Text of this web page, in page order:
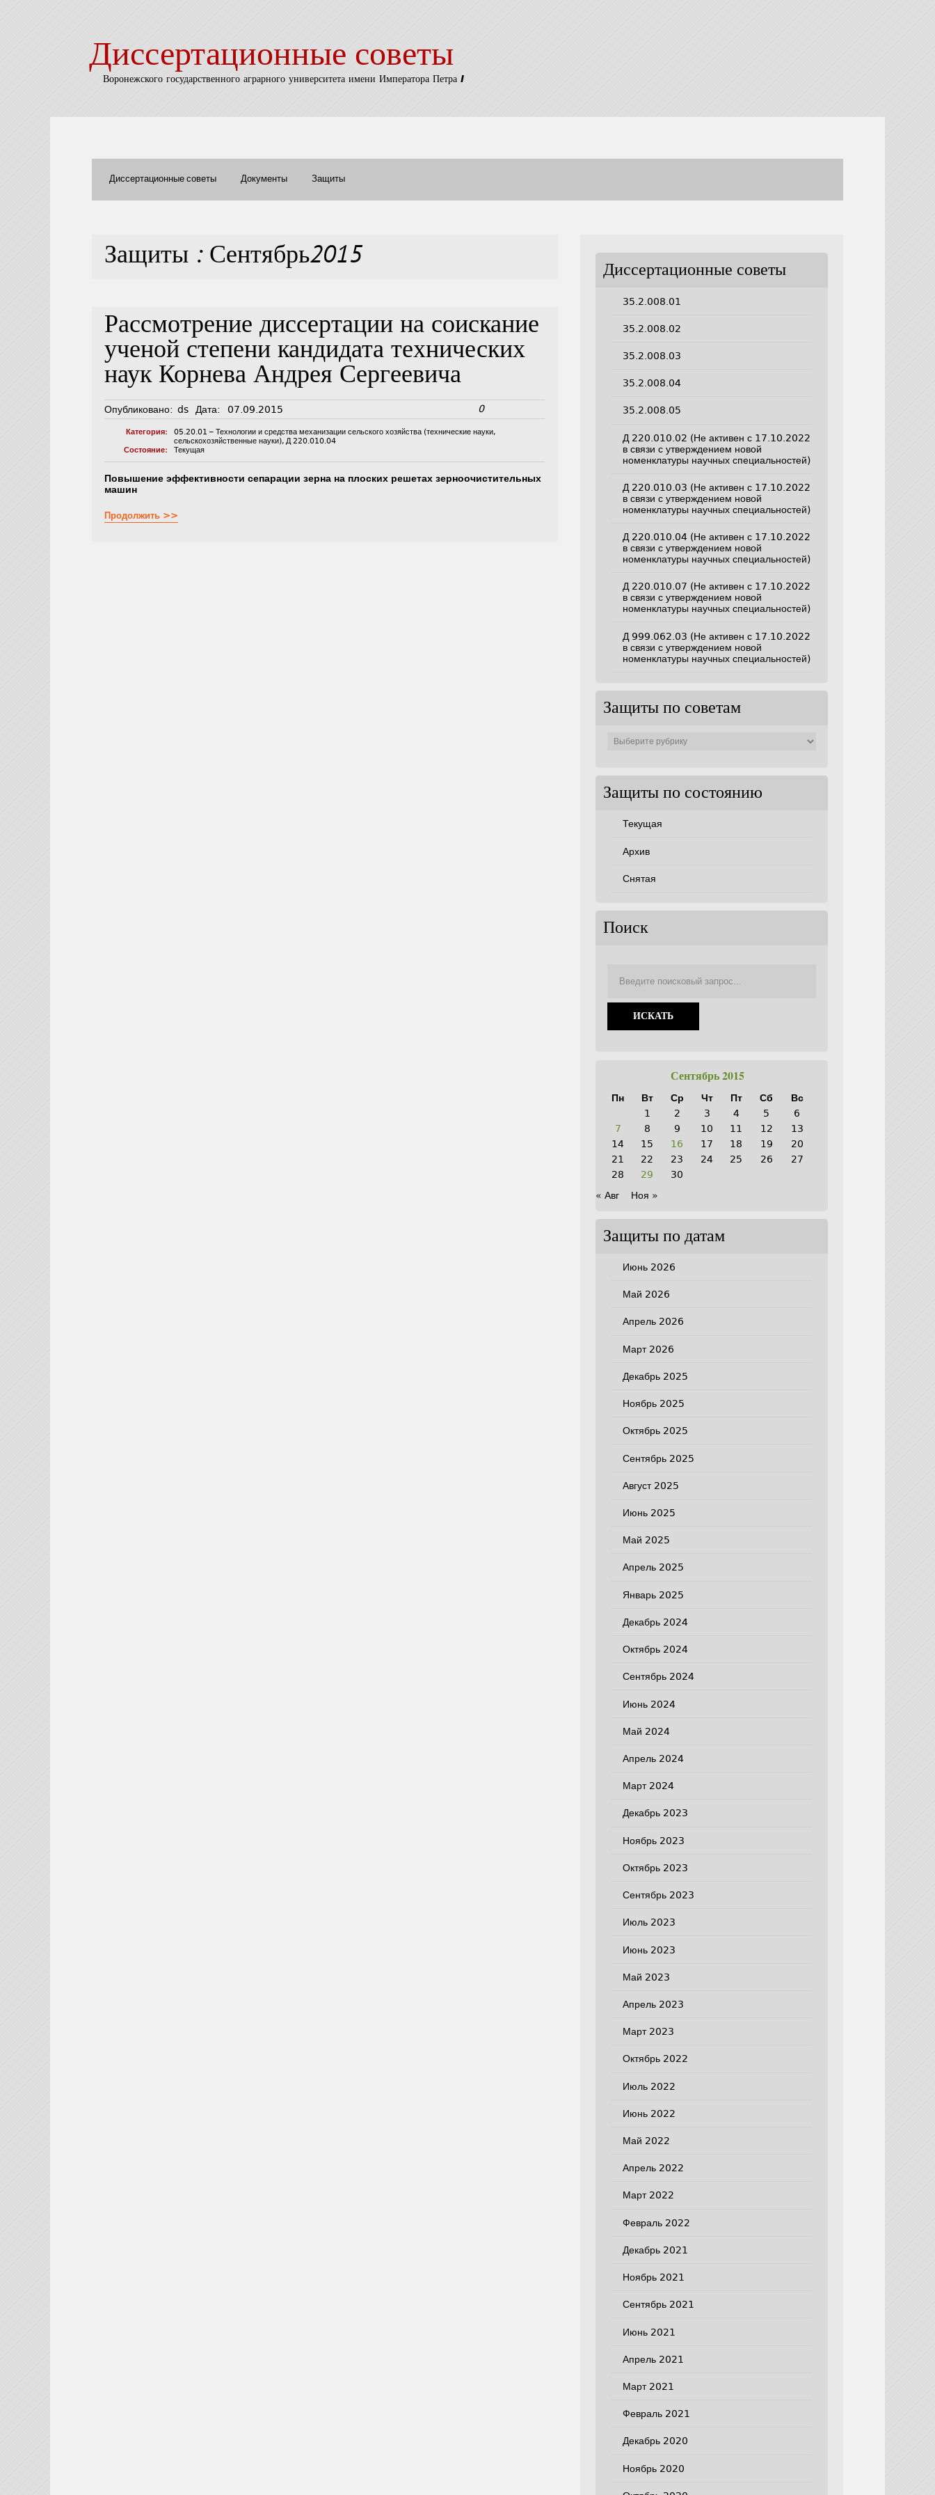
Диссертационные советы
Воронежского государственного аграрного университета имени Императора Петра I
Диссертационные советы Документы Защиты
Защиты : Сентябрь2015
Рассмотрение диссертации на соискание
ученой степени кандидата технических
наук Корнева Андрея Сергеевича
Опубликовано: ds Дата: 07.09.2015 0
Категория:
05.20.01 – Технологии и средства механизации сельского хозяйства (технические науки,
сельскохозяйственные науки),Д 220.010.04
Состояние:
Текущая
Повышение эффективности сепарации зерна на плоских решетах зерноочистительных
машин
Продолжить >>
Диссертационные советы
35.2.008.01
35.2.008.02
35.2.008.03
35.2.008.04
35.2.008.05
Д 220.010.02 (Не активен с 17.10.2022
в связи с утверждением новой
номенклатуры научных специальностей)
Д 220.010.03 (Не активен с 17.10.2022
в связи с утверждением новой
номенклатуры научных специальностей)
Д 220.010.04 (Не активен с 17.10.2022
в связи с утверждением новой
номенклатуры научных специальностей)
Д 220.010.07 (Не активен с 17.10.2022
в связи с утверждением новой
номенклатуры научных специальностей)
Д 999.062.03 (Не активен с 17.10.2022
в связи с утверждением новой
номенклатуры научных специальностей)
Защиты по советам
Защиты по состоянию
Текущая
Архив
Снятая
Поиск
Сентябрь 2015
Пн Вт Ср Чт Пт Сб
Вс
1
2 3 4 5
6
7
8 9 10 11 12
13
14
15 16 17 18 19
20
21
22 23 24 25 26
27
28
29
30
« Авг
Ноя »
Защиты по датам
Июнь 2026
Май 2026
Апрель 2026
Март 2026
Декабрь 2025
Ноябрь 2025
Октябрь 2025
Сентябрь 2025
Август 2025
Июнь 2025
Май 2025
Апрель 2025
Январь 2025
Декабрь 2024
Октябрь 2024
Сентябрь 2024
Июнь 2024
Май 2024
Апрель 2024
Март 2024
Декабрь 2023
Ноябрь 2023
Октябрь 2023
Сентябрь 2023
Июль 2023
Июнь 2023
Май 2023
Апрель 2023
Март 2023
Октябрь 2022
Июль 2022
Июнь 2022
Май 2022
Апрель 2022
Март 2022
Февраль 2022
Декабрь 2021
Ноябрь 2021
Сентябрь 2021
Июнь 2021
Апрель 2021
Март 2021
Февраль 2021
Декабрь 2020
Ноябрь 2020